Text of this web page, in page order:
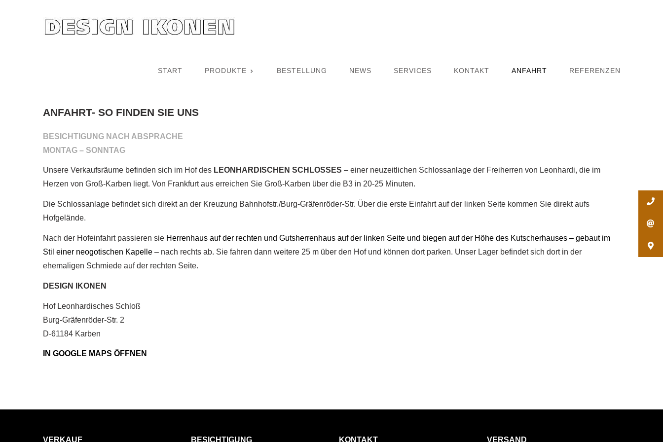
START PRODUKTE BESTELLUNG NEWS SERVICES KONTAKT ANFAHRT REFERENZEN
ANFAHRT- SO FINDEN SIE UNS
BESICHTIGUNG NACH ABSPRACHE
MONTAG – SONNTAG
Unsere Verkaufsräume befinden sich im Hof des LEONHARDISCHEN SCHLOSSES – einer neuzeitlichen Schlossanlage der Freiherren von Leonhardi, die im
Herzen von Groß-Karben liegt. Von Frankfurt aus erreichen Sie Groß-Karben über die B3 in 20-25 Minuten.
Die Schlossanlage befindet sich direkt an der Kreuzung Bahnhofstr./Burg-Gräfenröder-Str. Über die erste Einfahrt auf der linken Seite kommen Sie direkt aufs
Hofgelände.
Nach der Hofeinfahrt passieren sie Herrenhaus auf der rechten und Gutsherrenhaus auf der linken Seite und biegen auf der Höhe des Kutscherhauses – gebaut im
Stil einer neogotischen Kapelle – nach rechts ab. Sie fahren dann weitere 25 m über den Hof und können dort parken. Unser Lager befindet sich dort in der
ehemaligen Schmiede auf der rechten Seite.
DESIGN IKONEN
Hof Leonhardisches Schloß
Burg-Gräfenröder-Str. 2
D-61184 Karben
IN GOOGLE MAPS ÖFFNEN
VERKAUF BESICHTIGUNG KONTAKT VERSAND